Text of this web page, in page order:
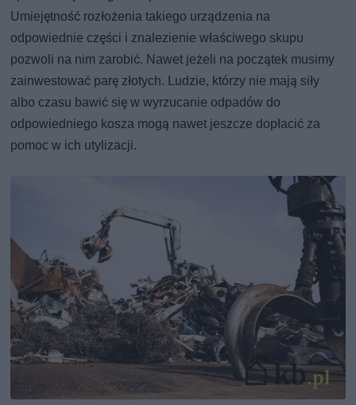
Umiejętność rozłożenia takiego urządzenia na
odpowiednie części i znalezienie właściwego skupu
pozwoli na nim zarobić. Nawet jeżeli na początek musimy
zainwestować parę złotych. Ludzie, którzy nie mają siły
albo czasu bawić się w wyrzucanie odpadów do
odpowiedniego kosza mogą nawet jeszcze dopłacić za
pomoc w ich utylizacji.